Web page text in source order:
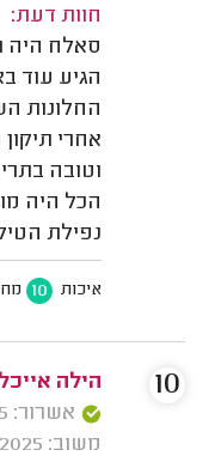
חוות דעת:
סאלח היה
הגיע עוד
החלונות
אחרי
וטובה
הכל היה
נפילת
איכות 10
הילה
אשרור: 04/08/2025
משוב: 06/05/2025
10